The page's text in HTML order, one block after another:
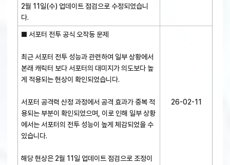
2월 11일(수) 업데이트 점검으로 수정되었습니
다.
■ 서포터 전투 공식 오작동 문제
최근 서포터 전투 성능과 관련하여 일부 상황에서
본래 캐릭터 보다 서포터의 대미지가 의도보다 높
게 적용되는 현상이 확인되었습니다.
서포터 공격력 산정 과정에서 공격 효과가 중복 적
용되는 부분이 확인되었으며, 이로 인해 일부 상황
에서는 서포터의 전투 성능이 높게 체감되었을 수
있습니다.
해당 현상은 2월 11일 업데이트 점검으로 조정이
26-02-11